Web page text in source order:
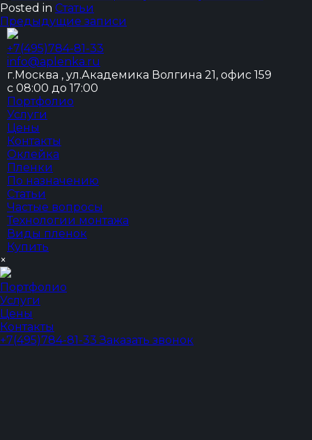
Posted in Статьи
Навигация
по
записям
Предыдущие записи
+7(495)784-81-33
info@aplenka.ru
г.Москва , ул.Академика Волгина 21, офис 159
с 08:00 до 17:00
Портфолио
Услуги
Цены
Контакты
Оклейка
Пленки
По назначению
Статьи
Частые вопросы
Технологии монтажа
Виды пленок
Купить
×
Портфолио
Услуги
Цены
Контакты
+7(495)784-81-33Заказать звонок